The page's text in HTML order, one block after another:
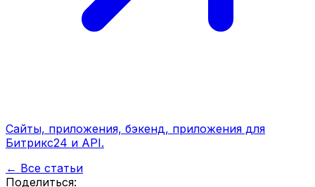
Сайты, приложения, бэкенд, приложения для
Битрикс24 и API.
← Все статьи
Поделиться: